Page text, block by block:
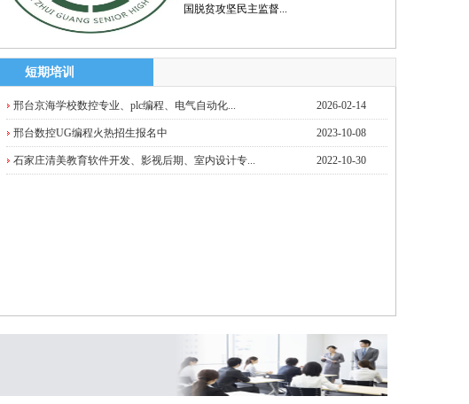
国脱贫攻坚民主监督...
短期培训
邢台京海学校数控专业、plc编程、电气自动化... 2026-02-14
邢台数控UG编程火热招生报名中 2023-10-08
石家庄清美教育软件开发、影视后期、室内设计专... 2022-10-30